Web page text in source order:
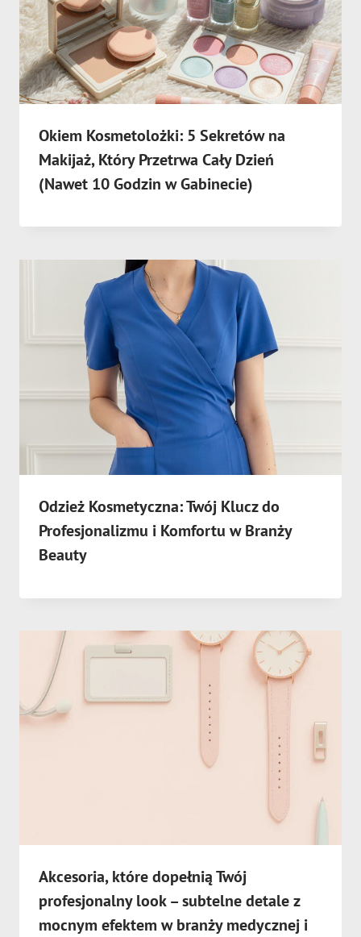
Okiem Kosmetolożki: 5 Sekretów na
Makijaż, Który Przetrwa Cały Dzień
(Nawet 10 Godzin w Gabinecie)
Odzież Kosmetyczna: Twój Klucz do
Profesjonalizmu i Komfortu w Branży
Beauty
Akcesoria, które dopełnią Twój
profesjonalny look – subtelne detale z
mocnym efektem w branży medycznej i